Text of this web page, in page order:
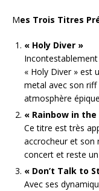
Mes Trois Titres
« Holy Diver »
Incontestablement
« Holy Diver » est
metal avec son riff
atmosphère
« Rainbow in the
Ce titre est très
accrocheur et son
concert et reste
« Don’t Talk to
Avec ses